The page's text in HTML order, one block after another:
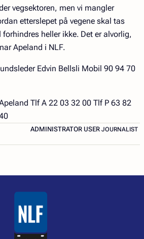
vegsektoren, men vi mangler
etterslepet på vegene skal tas
heller ikke. Det er alvorlig,
Apeland i NLF.
Edvin Bellsli Mobil 90 94 70
Tlf A 22 03 32 00 Tlf P 63 82
ADMINISTRATOR USER –
JOURNALIST